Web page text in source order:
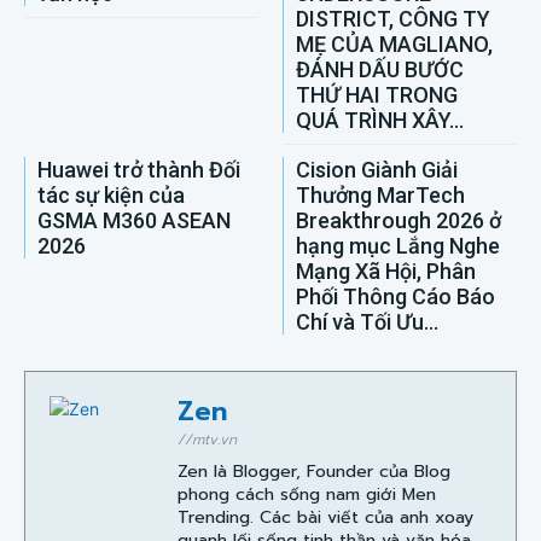
DISTRICT, CÔNG TY
MẸ CỦA MAGLIANO,
ĐÁNH DẤU BƯỚC
THỨ HAI TRONG
QUÁ TRÌNH XÂY...
Huawei trở thành Đối
tác sự kiện của
GSMA M360 ASEAN
2026
Cision Giành Giải
Thưởng MarTech
Breakthrough 2026 ở
hạng mục Lắng Nghe
Mạng Xã Hội, Phân
Phối Thông Cáo Báo
Chí và Tối Ưu...
Zen
//mtv.vn
Zen là Blogger, Founder của Blog
phong cách sống nam giới Men
Trending. Các bài viết của anh xoay